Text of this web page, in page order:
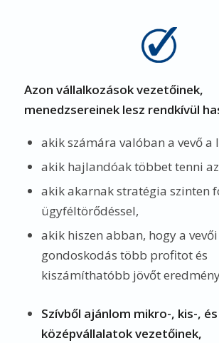
Azon vállalkozások vezetőinek,
menedzsereinek lesz rendkívül
akik számára valóban a vevő a
akik hajlandóak többet tenni
akik akarnak stratégia szinten
ügyféltörődéssel,
akik hiszen abban, hogy a vevői
gondoskodás több profitot és
kiszámíthatóbb jövőt
Szívből ajánlom mikro-, kis-, és
középvállalatok vezetőinek,